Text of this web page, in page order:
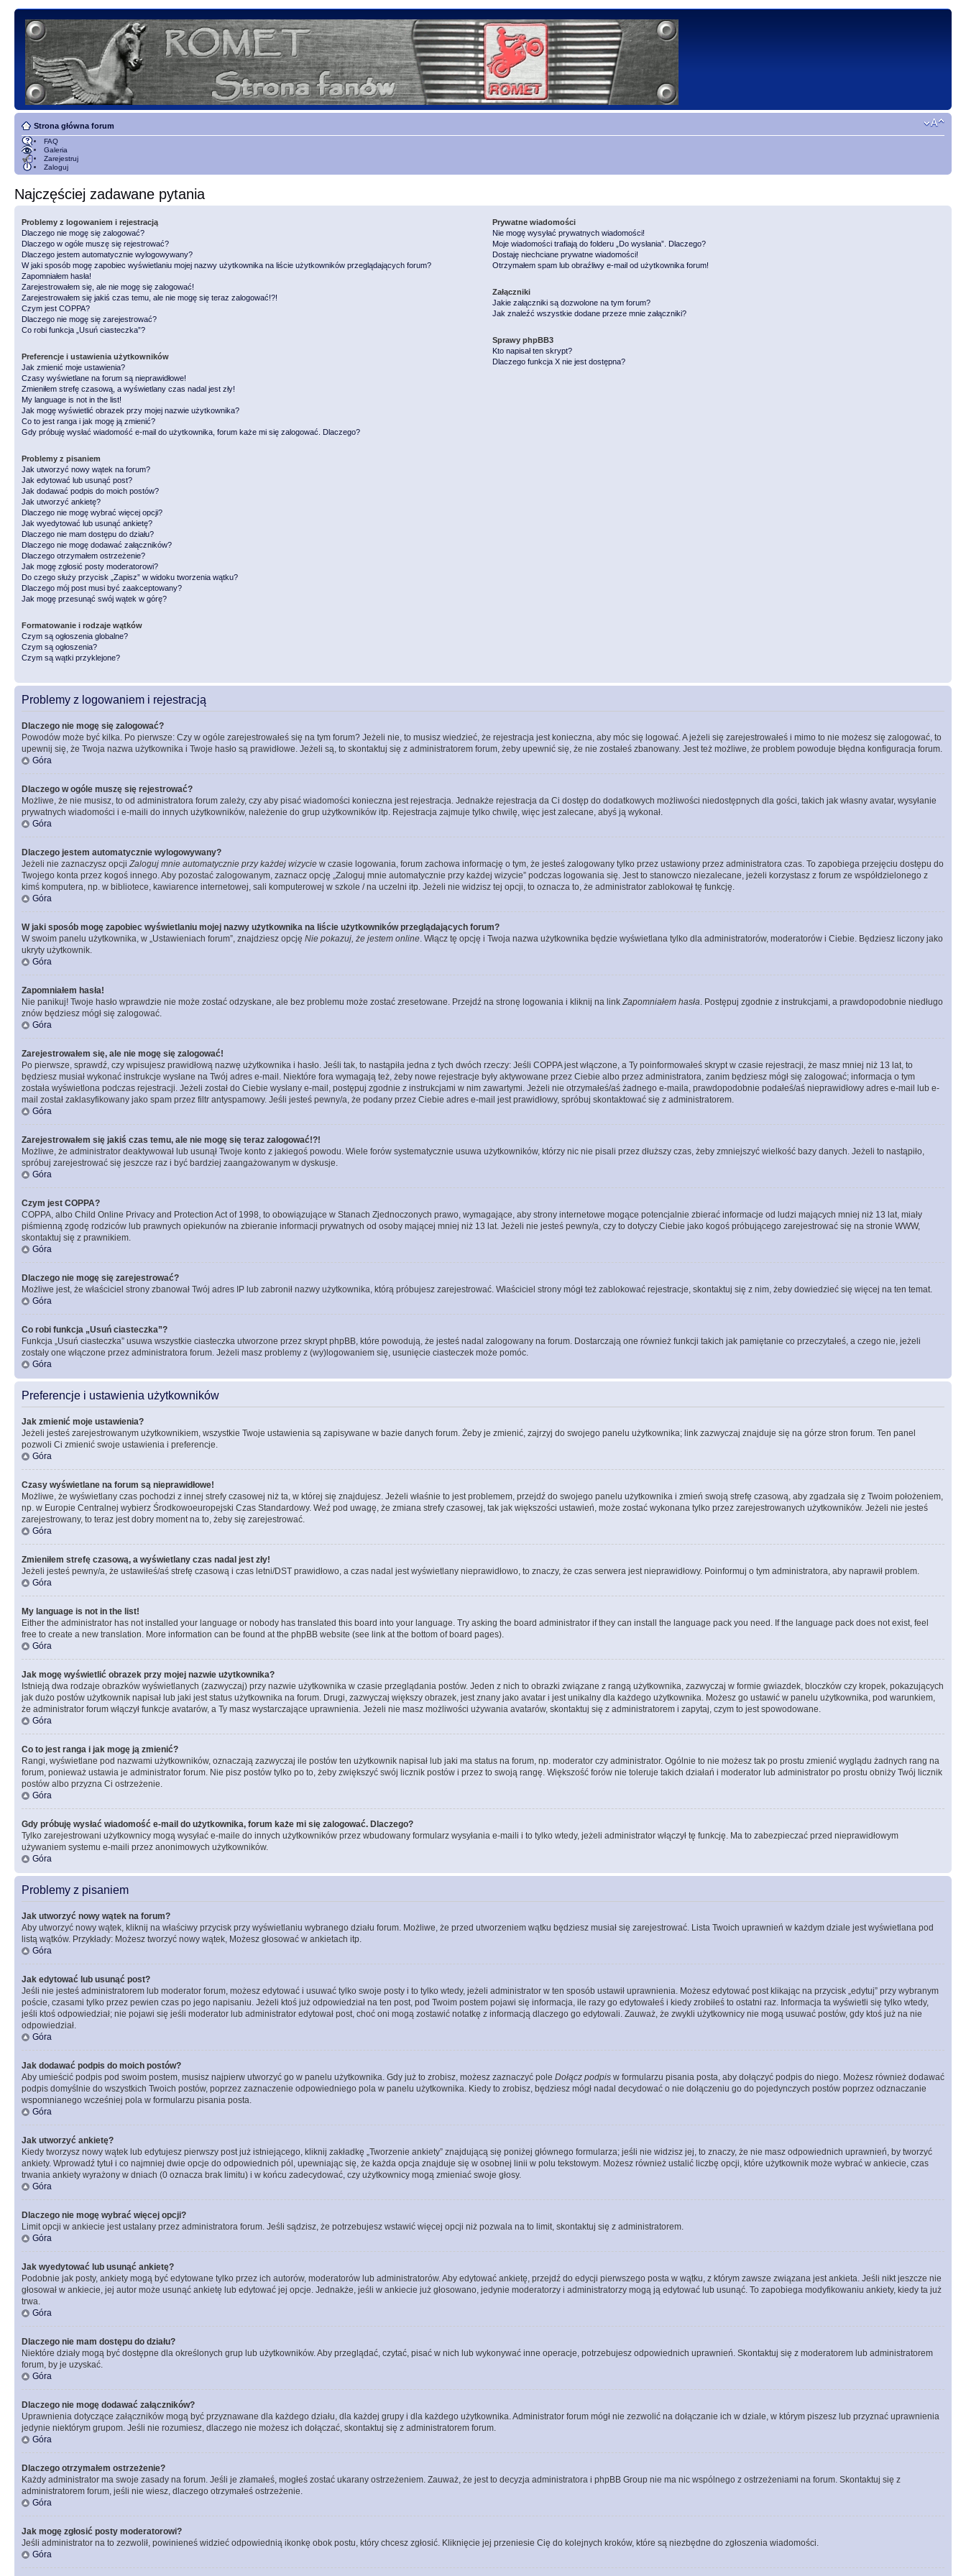
Strona główna forum
FAQ
Galeria
Zarejestruj
Zaloguj
Najczęściej zadawane pytania
Problemy z logowaniem i rejestracją
Dlaczego nie mogę się zalogować?
Dlaczego w ogóle muszę się rejestrować?
Dlaczego jestem automatycznie wylogowywany?
W jaki sposób mogę zapobiec wyświetlaniu mojej nazwy użytkownika na liście użytkowników przeglądających forum?
Zapomniałem hasła!
Zarejestrowałem się, ale nie mogę się zalogować!
Zarejestrowałem się jakiś czas temu, ale nie mogę się teraz zalogować!?!
Czym jest COPPA?
Dlaczego nie mogę się zarejestrować?
Co robi funkcja „Usuń ciasteczka”?
Preferencje i ustawienia użytkowników
Jak zmienić moje ustawienia?
Czasy wyświetlane na forum są nieprawidłowe!
Zmieniłem strefę czasową, a wyświetlany czas nadal jest zły!
My language is not in the list!
Jak mogę wyświetlić obrazek przy mojej nazwie użytkownika?
Co to jest ranga i jak mogę ją zmienić?
Gdy próbuję wysłać wiadomość e-mail do użytkownika, forum każe mi się zalogować. Dlaczego?
Problemy z pisaniem
Jak utworzyć nowy wątek na forum?
Jak edytować lub usunąć post?
Jak dodawać podpis do moich postów?
Jak utworzyć ankietę?
Dlaczego nie mogę wybrać więcej opcji?
Jak wyedytować lub usunąć ankietę?
Dlaczego nie mam dostępu do działu?
Dlaczego nie mogę dodawać załączników?
Dlaczego otrzymałem ostrzeżenie?
Jak mogę zgłosić posty moderatorowi?
Do czego służy przycisk „Zapisz” w widoku tworzenia wątku?
Dlaczego mój post musi być zaakceptowany?
Jak mogę przesunąć swój wątek w górę?
Formatowanie i rodzaje wątków
Czym są ogłoszenia globalne?
Czym są ogłoszenia?
Czym są wątki przyklejone?
Prywatne wiadomości
Nie mogę wysyłać prywatnych wiadomości!
Moje wiadomości trafiają do folderu „Do wysłania”. Dlaczego?
Dostaję niechciane prywatne wiadomości!
Otrzymałem spam lub obraźliwy e-mail od użytkownika forum!
Załączniki
Jakie załączniki są dozwolone na tym forum?
Jak znaleźć wszystkie dodane przeze mnie załączniki?
Sprawy phpBB3
Kto napisał ten skrypt?
Dlaczego funkcja X nie jest dostępna?
Problemy z logowaniem i rejestracją
Dlaczego nie mogę się zalogować?
Powodów może być kilka. Po pierwsze: Czy w ogóle zarejestrowałeś się na tym forum? Jeżeli nie, to musisz wiedzieć, że rejestracja jest konieczna, aby móc się logować. A jeżeli się zarejestrowałeś i mimo to nie możesz się zalogować, to
upewnij się, że Twoja nazwa użytkownika i Twoje hasło są prawidłowe. Jeżeli są, to skontaktuj się z administratorem forum, żeby upewnić się, że nie zostałeś zbanowany. Jest też możliwe, że problem powoduje błędna konfiguracja forum.
Góra
Dlaczego w ogóle muszę się rejestrować?
Możliwe, że nie musisz, to od administratora forum zależy, czy aby pisać wiadomości konieczna jest rejestracja. Jednakże rejestracja da Ci dostęp do dodatkowych możliwości niedostępnych dla gości, takich jak własny avatar, wysyłanie
prywatnych wiadomości i e-maili do innych użytkowników, należenie do grup użytkowników itp. Rejestracja zajmuje tylko chwilę, więc jest zalecane, abyś ją wykonał.
Góra
Dlaczego jestem automatycznie wylogowywany?
Jeżeli nie zaznaczysz opcjiZaloguj mnie automatycznie przy każdej wizycie w czasie logowania, forum zachowa informację o tym, że jesteś zalogowany tylko przez ustawiony przez administratora czas. To zapobiega przejęciu dostępu do
Twojego konta przez kogoś innego. Aby pozostać zalogowanym, zaznacz opcję „Zaloguj mnie automatycznie przy każdej wizycie” podczas logowania się. Jest to stanowczo niezalecane, jeżeli korzystasz z forum ze współdzielonego z
kimś komputera, np. w bibliotece, kawiarence internetowej, sali komputerowej w szkole / na uczelni itp. Jeżeli nie widzisz tej opcji, to oznacza to, że administrator zablokował tę funkcję.
Góra
W jaki sposób mogę zapobiec wyświetlaniu mojej nazwy użytkownika na liście użytkowników przeglądających forum?
W swoim panelu użytkownika, w „Ustawieniach forum”, znajdziesz opcję Nie pokazuj, że jestem online. Włącz tę opcję i Twoja nazwa użytkownika będzie wyświetlana tylko dla administratorów, moderatorów i Ciebie. Będziesz liczony jako
ukryty użytkownik.
Góra
Zapomniałem hasła!
Nie panikuj! Twoje hasło wprawdzie nie może zostać odzyskane, ale bez problemu może zostać zresetowane. Przejdź na stronę logowania i kliknij na linkZapomniałem hasła. Postępuj zgodnie z instrukcjami, a prawdopodobnie niedługo
znów będziesz mógł się zalogować.
Góra
Zarejestrowałem się, ale nie mogę się zalogować!
Po pierwsze, sprawdź, czy wpisujesz prawidłową nazwę użytkownika i hasło. Jeśli tak, to nastąpiła jedna z tych dwóch rzeczy: Jeśli COPPA jest włączone, a Ty poinformowałeś skrypt w czasie rejestracji, że masz mniej niż 13 lat, to
będziesz musiał wykonać instrukcje wysłane na Twój adres e-mail. Niektóre fora wymagają też, żeby nowe rejestracje były aktywowane przez Ciebie albo przez administratora, zanim będziesz mógł się zalogować; informacja o tym
została wyświetlona podczas rejestracji. Jeżeli został do Ciebie wysłany e-mail, postępuj zgodnie z instrukcjami w nim zawartymi. Jeżeli nie otrzymałeś/aś żadnego e-maila, prawdopodobnie podałeś/aś nieprawidłowy adres e-mail lub e-
mail został zaklasyfikowany jako spam przez filtr antyspamowy. Jeśli jesteś pewny/a, że podany przez Ciebie adres e-mail jest prawidłowy, spróbuj skontaktować się z administratorem.
Góra
Zarejestrowałem się jakiś czas temu, ale nie mogę się teraz zalogować!?!
Możliwe, że administrator deaktywował lub usunął Twoje konto z jakiegoś powodu. Wiele forów systematycznie usuwa użytkowników, którzy nic nie pisali przez dłuższy czas, żeby zmniejszyć wielkość bazy danych. Jeżeli to nastąpiło,
spróbuj zarejestrować się jeszcze raz i być bardziej zaangażowanym w dyskusje.
Góra
Czym jest COPPA?
COPPA, albo Child Online Privacy and Protection Act of 1998, to obowiązujące w Stanach Zjednoczonych prawo, wymagające, aby strony internetowe mogące potencjalnie zbierać informacje od ludzi mających mniej niż 13 lat, miały
piśmienną zgodę rodziców lub prawnych opiekunów na zbieranie informacji prywatnych od osoby mającej mniej niż 13 lat. Jeżeli nie jesteś pewny/a, czy to dotyczy Ciebie jako kogoś próbującego zarejestrować się na stronie WWW,
skontaktuj się z prawnikiem.
Góra
Dlaczego nie mogę się zarejestrować?
Możliwe jest, że właściciel strony zbanował Twój adres IP lub zabronił nazwy użytkownika, którą próbujesz zarejestrować. Właściciel strony mógł też zablokować rejestracje, skontaktuj się z nim, żeby dowiedzieć się więcej na ten temat.
Góra
Co robi funkcja „Usuń ciasteczka”?
Funkcja „Usuń ciasteczka” usuwa wszystkie ciasteczka utworzone przez skrypt phpBB, które powodują, że jesteś nadal zalogowany na forum. Dostarczają one również funkcji takich jak pamiętanie co przeczytałeś, a czego nie, jeżeli
zostały one włączone przez administratora forum. Jeżeli masz problemy z (wy)logowaniem się, usunięcie ciasteczek może pomóc.
Góra
Preferencje i ustawienia użytkowników
Jak zmienić moje ustawienia?
Jeżeli jesteś zarejestrowanym użytkownikiem, wszystkie Twoje ustawienia są zapisywane w bazie danych forum. Żeby je zmienić, zajrzyj do swojego panelu użytkownika; link zazwyczaj znajduje się na górze stron forum. Ten panel
pozwoli Ci zmienić swoje ustawienia i preferencje.
Góra
Czasy wyświetlane na forum są nieprawidłowe!
Możliwe, że wyświetlany czas pochodzi z innej strefy czasowej niż ta, w której się znajdujesz. Jeżeli właśnie to jest problemem, przejdź do swojego panelu użytkownika i zmień swoją strefę czasową, aby zgadzała się z Twoim położeniem,
np. w Europie Centralnej wybierz Środkowoeuropejski Czas Standardowy. Weź pod uwagę, że zmiana strefy czasowej, tak jak większości ustawień, może zostać wykonana tylko przez zarejestrowanych użytkowników. Jeżeli nie jesteś
zarejestrowany, to teraz jest dobry moment na to, żeby się zarejestrować.
Góra
Zmieniłem strefę czasową, a wyświetlany czas nadal jest zły!
Jeżeli jesteś pewny/a, że ustawiłeś/aś strefę czasową i czas letni/DST prawidłowo, a czas nadal jest wyświetlany nieprawidłowo, to znaczy, że czas serwera jest nieprawidłowy. Poinformuj o tym administratora, aby naprawił problem.
Góra
My language is not in the list!
Either the administrator has not installed your language or nobody has translated this board into your language. Try asking the board administrator if they can install the language pack you need. If the language pack does not exist, feel
free to create a new translation. More information can be found at the phpBB website (see link at the bottom of board pages).
Góra
Jak mogę wyświetlić obrazek przy mojej nazwie użytkownika?
Istnieją dwa rodzaje obrazków wyświetlanych (zazwyczaj) przy nazwie użytkownika w czasie przeglądania postów. Jeden z nich to obrazki związane z rangą użytkownika, zazwyczaj w formie gwiazdek, bloczków czy kropek, pokazujących
jak dużo postów użytkownik napisał lub jaki jest status użytkownika na forum. Drugi, zazwyczaj większy obrazek, jest znany jako avatar i jest unikalny dla każdego użytkownika. Możesz go ustawić w panelu użytkownika, pod warunkiem,
że administrator forum włączył funkcje avatarów, a Ty masz wystarczające uprawnienia. Jeżeli nie masz możliwości używania avatarów, skontaktuj się z administratorem i zapytaj, czym to jest spowodowane.
Góra
Co to jest ranga i jak mogę ją zmienić?
Rangi, wyświetlane pod nazwami użytkowników, oznaczają zazwyczaj ile postów ten użytkownik napisał lub jaki ma status na forum, np. moderator czy administrator. Ogólnie to nie możesz tak po prostu zmienić wyglądu żadnych rang na
forum, ponieważ ustawia je administrator forum. Nie pisz postów tylko po to, żeby zwiększyć swój licznik postów i przez to swoją rangę. Większość forów nie toleruje takich działań i moderator lub administrator po prostu obniży Twój licznik
postów albo przyzna Ci ostrzeżenie.
Góra
Gdy próbuję wysłać wiadomość e-mail do użytkownika, forum każe mi się zalogować. Dlaczego?
Tylko zarejestrowani użytkownicy mogą wysyłać e-maile do innych użytkowników przez wbudowany formularz wysyłania e-maili i to tylko wtedy, jeżeli administrator włączył tę funkcję. Ma to zabezpieczać przed nieprawidłowym
używaniem systemu e-maili przez anonimowych użytkowników.
Góra
Problemy z pisaniem
Jak utworzyć nowy wątek na forum?
Aby utworzyć nowy wątek, kliknij na właściwy przycisk przy wyświetlaniu wybranego działu forum. Możliwe, że przed utworzeniem wątku będziesz musiał się zarejestrować. Lista Twoich uprawnień w każdym dziale jest wyświetlana pod
listą wątków. Przykłady: Możesz tworzyć nowy wątek, Możesz głosować w ankietach itp.
Góra
Jak edytować lub usunąć post?
Jeśli nie jesteś administratorem lub moderator forum, możesz edytować i usuwać tylko swoje posty i to tylko wtedy, jeżeli administrator w ten sposób ustawił uprawnienia. Możesz edytować post klikając na przycisk „edytuj” przy wybranym
poście, czasami tylko przez pewien czas po jego napisaniu. Jeżeli ktoś już odpowiedział na ten post, pod Twoim postem pojawi się informacja, ile razy go edytowałeś i kiedy zrobiłeś to ostatni raz. Informacja ta wyświetli się tylko wtedy,
jeśli ktoś odpowiedział; nie pojawi się jeśli moderator lub administrator edytował post, choć oni mogą zostawić notatkę z informacją dlaczego go edytowali. Zauważ, że zwykli użytkownicy nie mogą usuwać postów, gdy ktoś już na nie
odpowiedział.
Góra
Jak dodawać podpis do moich postów?
Aby umieścić podpis pod swoim postem, musisz najpierw utworzyć go w panelu użytkownika. Gdy już to zrobisz, możesz zaznaczyć pole Dołącz podpis w formularzu pisania posta, aby dołączyć podpis do niego. Możesz również dodawać
podpis domyślnie do wszystkich Twoich postów, poprzez zaznaczenie odpowiedniego pola w panelu użytkownika. Kiedy to zrobisz, będziesz mógł nadal decydować o nie dołączeniu go do pojedynczych postów poprzez odznaczanie
wspomnianego wcześniej pola w formularzu pisania posta.
Góra
Jak utworzyć ankietę?
Kiedy tworzysz nowy wątek lub edytujesz pierwszy post już istniejącego, kliknij zakładkę „Tworzenie ankiety” znajdującą się poniżej głównego formularza; jeśli nie widzisz jej, to znaczy, że nie masz odpowiednich uprawnień, by tworzyć
ankiety. Wprowadź tytuł i co najmniej dwie opcje do odpowiednich pól, upewniając się, że każda opcja znajduje się w osobnej linii w polu tekstowym. Możesz również ustalić liczbę opcji, które użytkownik może wybrać w ankiecie, czas
trwania ankiety wyrażony w dniach (0 oznacza brak limitu) i w końcu zadecydować, czy użytkownicy mogą zmieniać swoje głosy.
Góra
Dlaczego nie mogę wybrać więcej opcji?
Limit opcji w ankiecie jest ustalany przez administratora forum. Jeśli sądzisz, że potrzebujesz wstawić więcej opcji niż pozwala na to limit, skontaktuj się z administratorem.
Góra
Jak wyedytować lub usunąć ankietę?
Podobnie jak posty, ankiety mogą być edytowane tylko przez ich autorów, moderatorów lub administratorów. Aby edytować ankietę, przejdź do edycji pierwszego posta w wątku, z którym zawsze związana jest ankieta. Jeśli nikt jeszcze nie
głosował w ankiecie, jej autor może usunąć ankietę lub edytować jej opcje. Jednakże, jeśli w ankiecie już głosowano, jedynie moderatorzy i administratorzy mogą ją edytować lub usunąć. To zapobiega modyfikowaniu ankiety, kiedy ta już
trwa.
Góra
Dlaczego nie mam dostępu do działu?
Niektóre działy mogą być dostępne dla określonych grup lub użytkowników. Aby przeglądać, czytać, pisać w nich lub wykonywać inne operacje, potrzebujesz odpowiednich uprawnień. Skontaktuj się z moderatorem lub administratorem
forum, by je uzyskać.
Góra
Dlaczego nie mogę dodawać załączników?
Uprawnienia dotyczące załączników mogą być przyznawane dla każdego działu, dla każdej grupy i dla każdego użytkownika. Administrator forum mógł nie zezwolić na dołączanie ich w dziale, w którym piszesz lub przyznać uprawnienia
jedynie niektórym grupom. Jeśli nie rozumiesz, dlaczego nie możesz ich dołączać, skontaktuj się z administratorem forum.
Góra
Dlaczego otrzymałem ostrzeżenie?
Każdy administrator ma swoje zasady na forum. Jeśli je złamałeś, mogłeś zostać ukarany ostrzeżeniem. Zauważ, że jest to decyzja administratora i phpBB Group nie ma nic wspólnego z ostrzeżeniami na forum. Skontaktuj się z
administratorem forum, jeśli nie wiesz, dlaczego otrzymałeś ostrzeżenie.
Góra
Jak mogę zgłosić posty moderatorowi?
Jeśli administrator na to zezwolił, powinieneś widzieć odpowiednią ikonkę obok postu, który chcesz zgłosić. Kliknięcie jej przeniesie Cię do kolejnych kroków, które są niezbędne do zgłoszenia wiadomości.
Góra